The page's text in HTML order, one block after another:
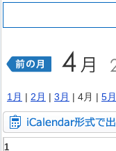
1月 | 2月 | 3月 | 4月 | 5月
1